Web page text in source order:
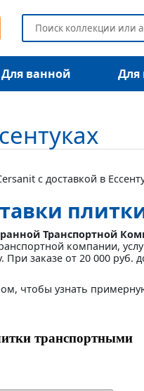
Для ванной Для
с доставкой в
Транспортной
компании,
При заказе от 20 000 руб.
чтобы узнать